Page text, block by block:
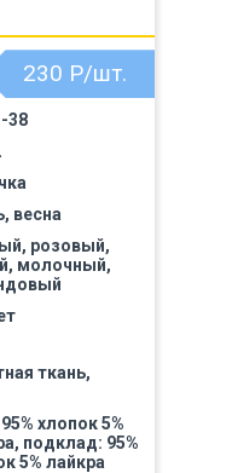
38
весна
розовый,
молочный,
ткань,
хлопок 5%
подклад: 95%
5% лайкра
230 Р/шт.